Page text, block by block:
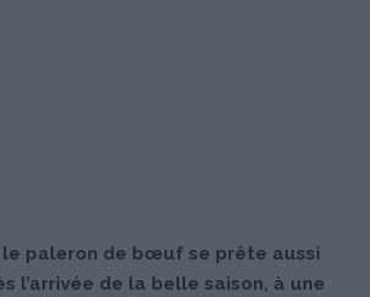
le paleron de bœuf se prête aussi
l’arrivée de la belle saison, à une